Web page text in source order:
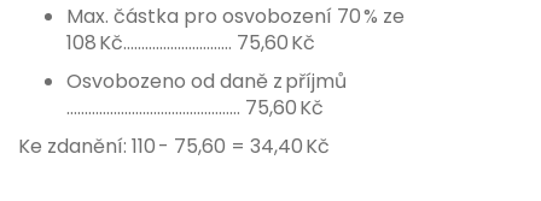
Max. částka pro osvobození 70 % ze
108 Kč………………………… 75,60 Kč
Osvobozeno od daně z příjmů
………………………………………… 75,60 Kč
Ke zdanění: 110 - 75,60 = 34,40 Kč